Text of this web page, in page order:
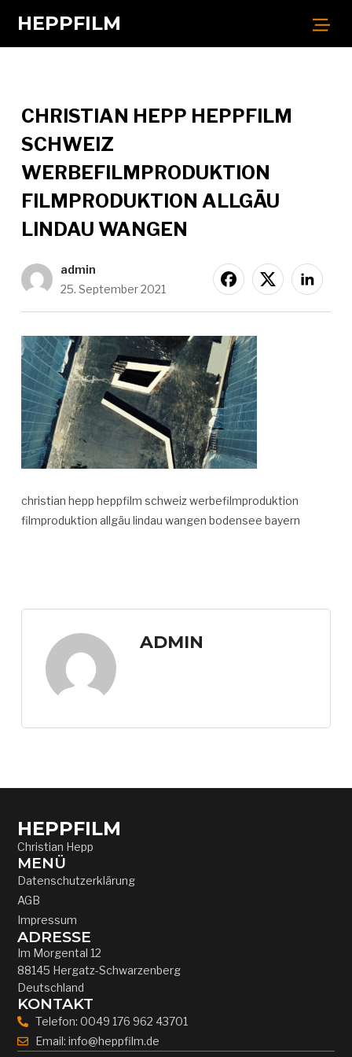
HEPPFILM
CHRISTIAN HEPP HEPPFILM
SCHWEIZ
WERBEFILMPRODUKTION
FILMPRODUKTION ALLGÄU
LINDAU WANGEN
admin
25. September 2021
christian hepp heppfilm schweiz werbefilmproduktion
filmproduktion allgäu lindau wangen bodensee bayern
ADMIN
HEPPFILM
Christian Hepp
MENÜ
Datenschutzerklärung
AGB
Impressum
ADRESSE
Im Morgental 12
88145 Hergatz-Schwarzenberg
Deutschland
KONTAKT
Telefon: 0049 176 962 43701
Email: info@heppfilm.de